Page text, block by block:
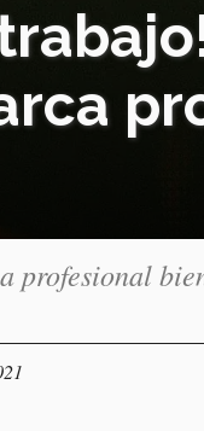
profesional